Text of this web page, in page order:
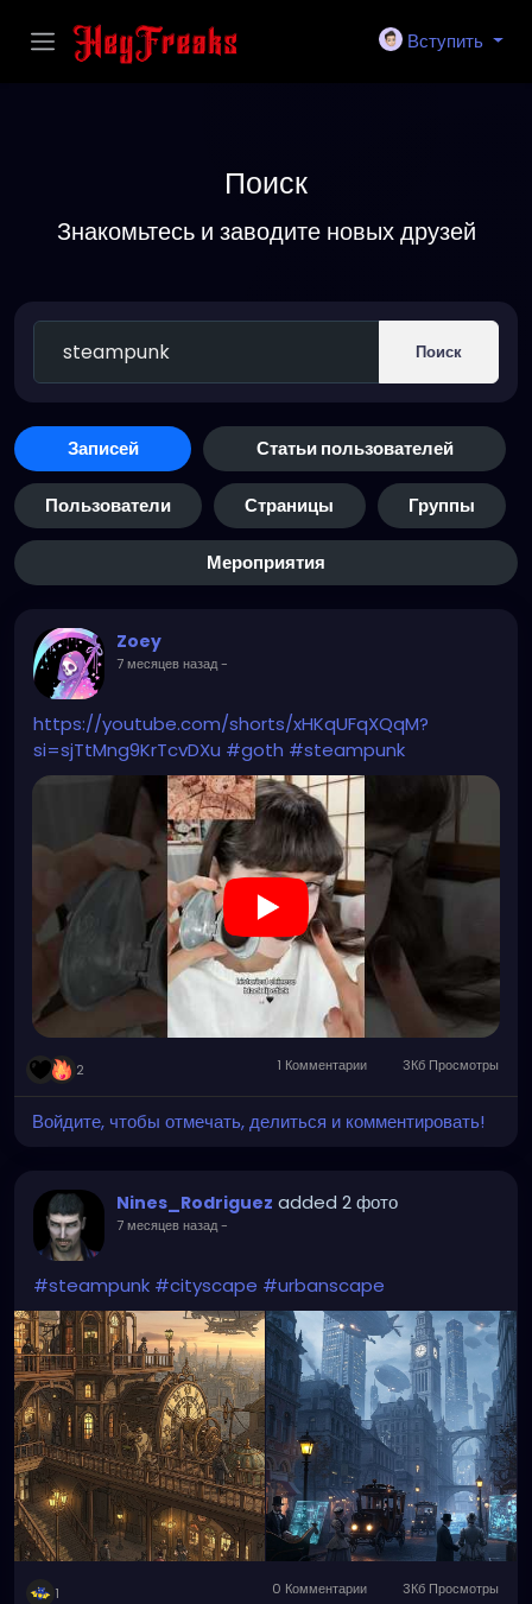
Вступить
Поиск
Знакомьтесь и заводите новых друзей
Поиск
Записей Статьи пользователей
Пользователи Страницы Группы
Мероприятия
Zoey
7 месяцев назад-
https://youtube.com/shorts/xHKqUFqXQqM?
si=sjTtMng9KrTcvDXu #goth #steampunk
2 1 Комментарии 3Кб Просмотры
Войдите, чтобы отмечать, делиться и комментировать!
Nines_Rodriguez added 2 фото
7 месяцев назад-
#steampunk #cityscape #urbanscape
1 0 Комментарии 3Кб Просмотры